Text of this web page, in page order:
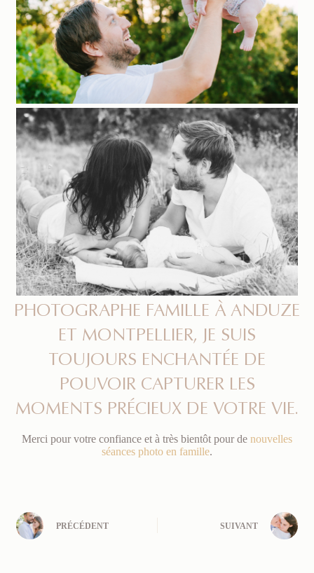
PHOTOGRAPHE FAMILLE À ANDUZE
ET MONTPELLIER, JE SUIS
TOUJOURS ENCHANTÉE DE
POUVOIR CAPTURER LES
MOMENTS PRÉCIEUX DE VOTRE VIE.
Merci pour votre confiance et à très bientôt pour de nouvelles
séances photo en famille.
PRÉCÉDENT SUIVANT